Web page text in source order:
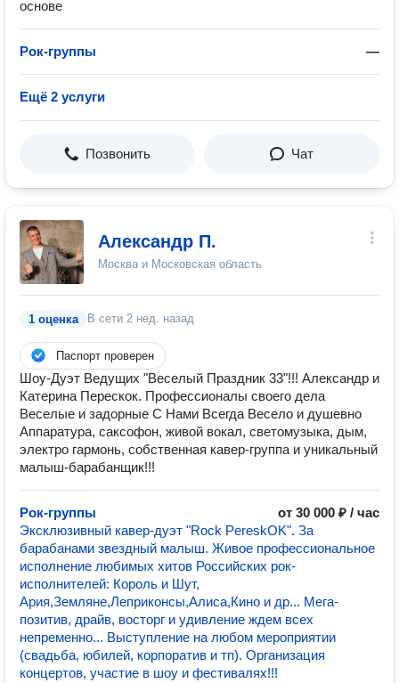
основе
Рок-группы —
Ещё 2 услуги
Позвонить Чат
Александр П.
Москва и Московская область
1 оценка В сети 2 нед. назад
Паспорт проверен
Шоу-Дуэт Ведущих "Веселый Праздник 33"!!! Александр и
Катерина Перескок. Профессионалы своего дела
Веселые и задорные С Нами Всегда Весело и душевно
Аппаратура, саксофон, живой вокал, светомузыка, дым,
электро гармонь, собственная кавер-группа и уникальный
малыш-барабанщик!!!
Рок-группы
от 30 000 ₽ / час
Эксклюзивный кавер-дуэт "Rock PereskOK". За
барабанами звездный малыш. Живое профессиональное
исполнение любимых хитов Российских рок-
исполнителей: Король и Шут,
Ария,Земляне,Леприконсы,Алиса,Кино и др... Мега-
позитив, драйв, восторг и удивление ждем всех
непременно... Выступление на любом мероприятии
(свадьба, юбилей, корпоратив и тп). Организация
концертов, участие в шоу и фестивалях!!!